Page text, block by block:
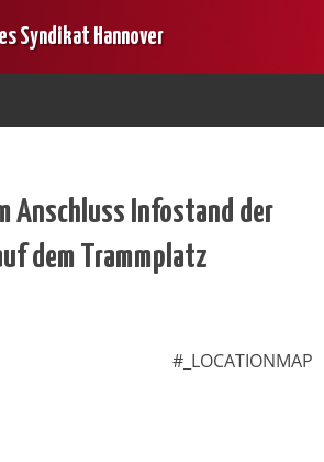
Syndikat Hannover
Anschluss Infostand der
dem Trammplatz
#_LOCATIONMAP